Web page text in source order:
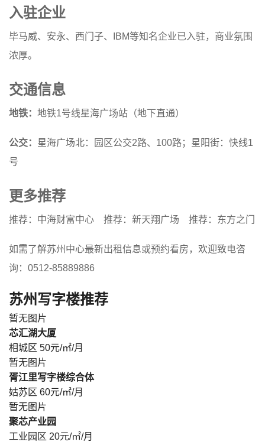
入驻企业
毕马威、安永、西门子、IBM等知名企业已入驻，商业氛围
浓厚。
交通信息
地铁： 地铁1号线星海广场站（地下直通）
公交： 星海广场北：园区公交2路、100路；星阳街：快线1
号
更多推荐
推荐：中海财富中心 推荐：新天翔广场 推荐：东方之门
如需了解苏州中心最新出租信息或预约看房，欢迎致电咨
询：0512-85889886
苏州写字楼推荐
暂无图片
芯汇湖大厦
相城区 50元/㎡/月
暂无图片
胥江里写字楼综合体
姑苏区 60元/㎡/月
暂无图片
聚芯产业园
工业园区 20元/㎡/月